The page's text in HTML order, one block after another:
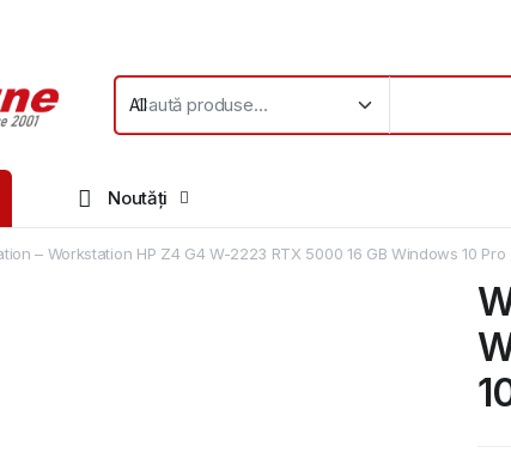
Noutăți
– Workstation HP Z4 G4 W-2223 RTX 5000 16 GB Windows 10 Pro